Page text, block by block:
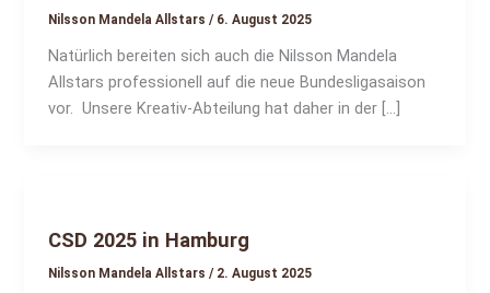
Nilsson Mandela Allstars/ 6. August 2025
Natürlich bereiten sich auch die Nilsson Mandela
Allstars professionell auf die neue Bundesligasaison
vor. Unsere Kreativ-Abteilung hat daher in der […]
CSD 2025 in Hamburg
Nilsson Mandela Allstars/ 2. August 2025